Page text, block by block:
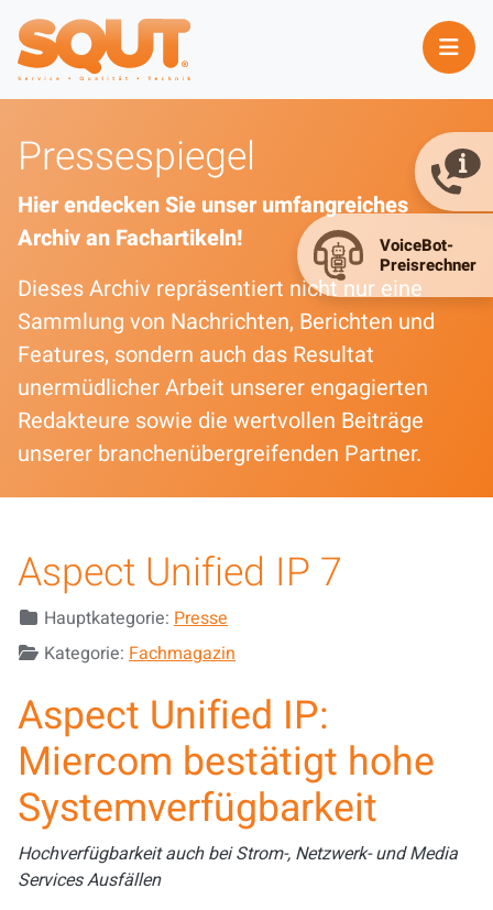
Pressespiegel
Hier endecken Sie unser umfangreiches
Archiv an Fachartikeln!
Dieses Archiv repräsentiert nicht nur eine
Sammlung von Nachrichten, Berichten und
Features, sondern auch das Resultat
unermüdlicher Arbeit unserer engagierten
Redakteure sowie die wertvollen Beiträge
unserer branchenübergreifenden Partner.
Aspect Unified IP 7
DetailsHauptkategorie: Presse
Kategorie: Fachmagazin
Aspect Unified IP:
Miercom bestätigt hohe
Systemverfügbarkeit
Hochverfügbarkeit auch bei Strom-, Netzwerk- und Media
Services Ausfällen